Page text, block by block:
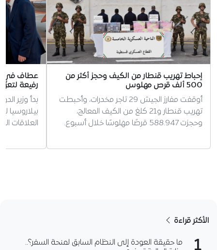
إحباط تهريب قنطار من الكيف وحجز أكثر من
500 ألف قرص مهلوس
أوقفت مفارز الجيش 29 تاجر مخدرات، وأحبطت
تهريب قنطار و21 كلغ من الكيف المعالج،
وحجزت 588.947 قرصًا مهلوسًا خلال أسبوع.
عطاف في
رفيعة
بدأ وزير
بيلاروسيا
العلاقات
الأكثر قراءة
1
ما حقيقة العودة إلى النظام السابق لمنحة السفر؟..